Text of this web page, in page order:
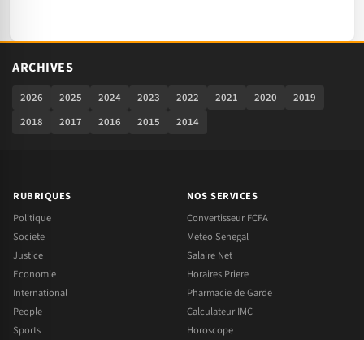
ARCHIVES
2026 2025 2024 2023 2022 2021 2020
2019
2018
2017 2016 2015 2014
RUBRIQUES
Politique
Societe
Justice
Economie
International
People
Sports
NOS SERVICES
Convertisseur FCFA
Meteo Senegal
Salaire Net
Horaires Priere
Pharmacie de Garde
Calculateur IMC
Horoscope